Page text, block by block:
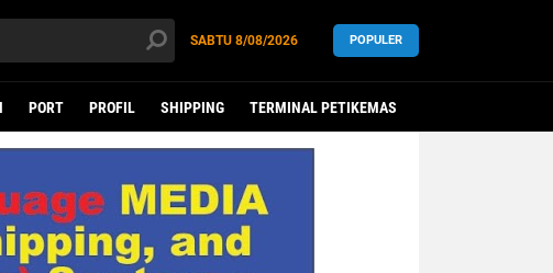
SABTU 8/08/2026 POPULER
PORT PROFIL SHIPPING TERMINAL PETIKEMAS